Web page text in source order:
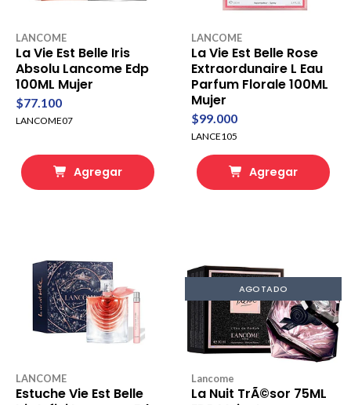
LANCOME
La Vie Est Belle Iris
Absolu Lancome Edp
100ML Mujer
$77.100
LANCOME07
Agregar
LANCOME
La Vie Est Belle Rose
Extraordunaire L Eau
Parfum Florale 100ML
Mujer
$99.000
LANCE105
Agregar
LANCOME
Estuche Vie Est Belle
AGOTADO
Lancome
La Nuit TrÃ©sor 75ML